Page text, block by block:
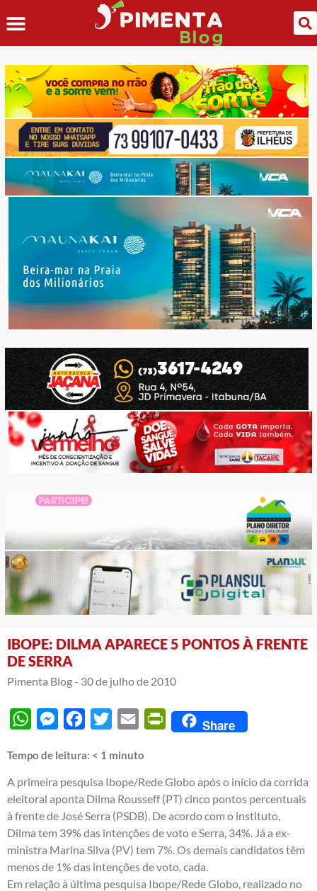
IBOPE: DILMA APARECE 5 PONTOS À FRENTE
DE SERRA
Pimenta Blog - 30 de julho de 2010
WhatsAppMessengerFacebook
Twitter Email PrintFriendly
Share
Tempo de leitura: < 1 minuto
A primeira pesquisa Ibope/Rede Globo após o início da corrida
eleitoral aponta Dilma Rousseff (PT) cinco pontos percentuais
à frente de José Serra (PSDB). De acordo com o instituto,
Dilma tem 39% das intenções de voto e Serra, 34%. Já a ex-
ministra Marina Silva (PV) tem 7%. Os demais candidatos têm
menos de 1% das intenções de voto, cada.
Em relação à última pesquisa Ibope/Rede Globo, realizado no